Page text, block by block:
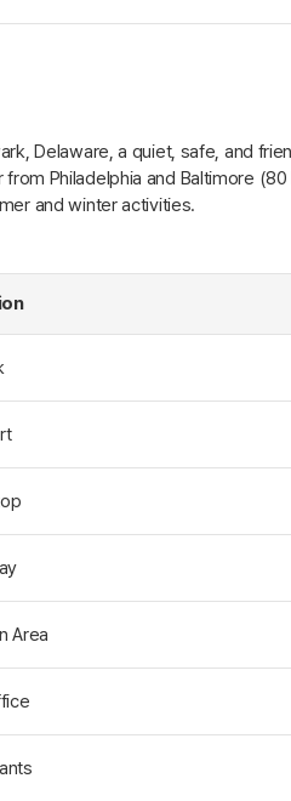
Delaware, a quiet, safe, and
Philadelphia and Baltimore
and winter activities.
Area